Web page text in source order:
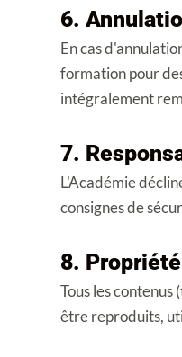
6.
En cas
formation pour
intégralement
7.
L'Académie
consignes de
8.
Tous les
être reproduits,